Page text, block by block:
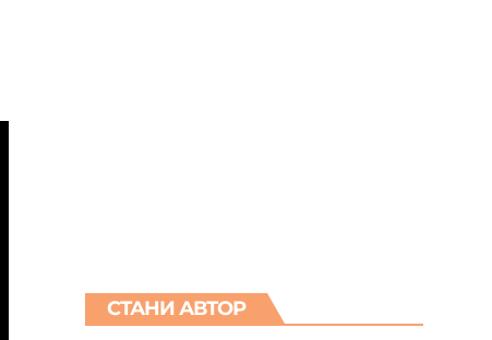
СТАНИ АВТОР